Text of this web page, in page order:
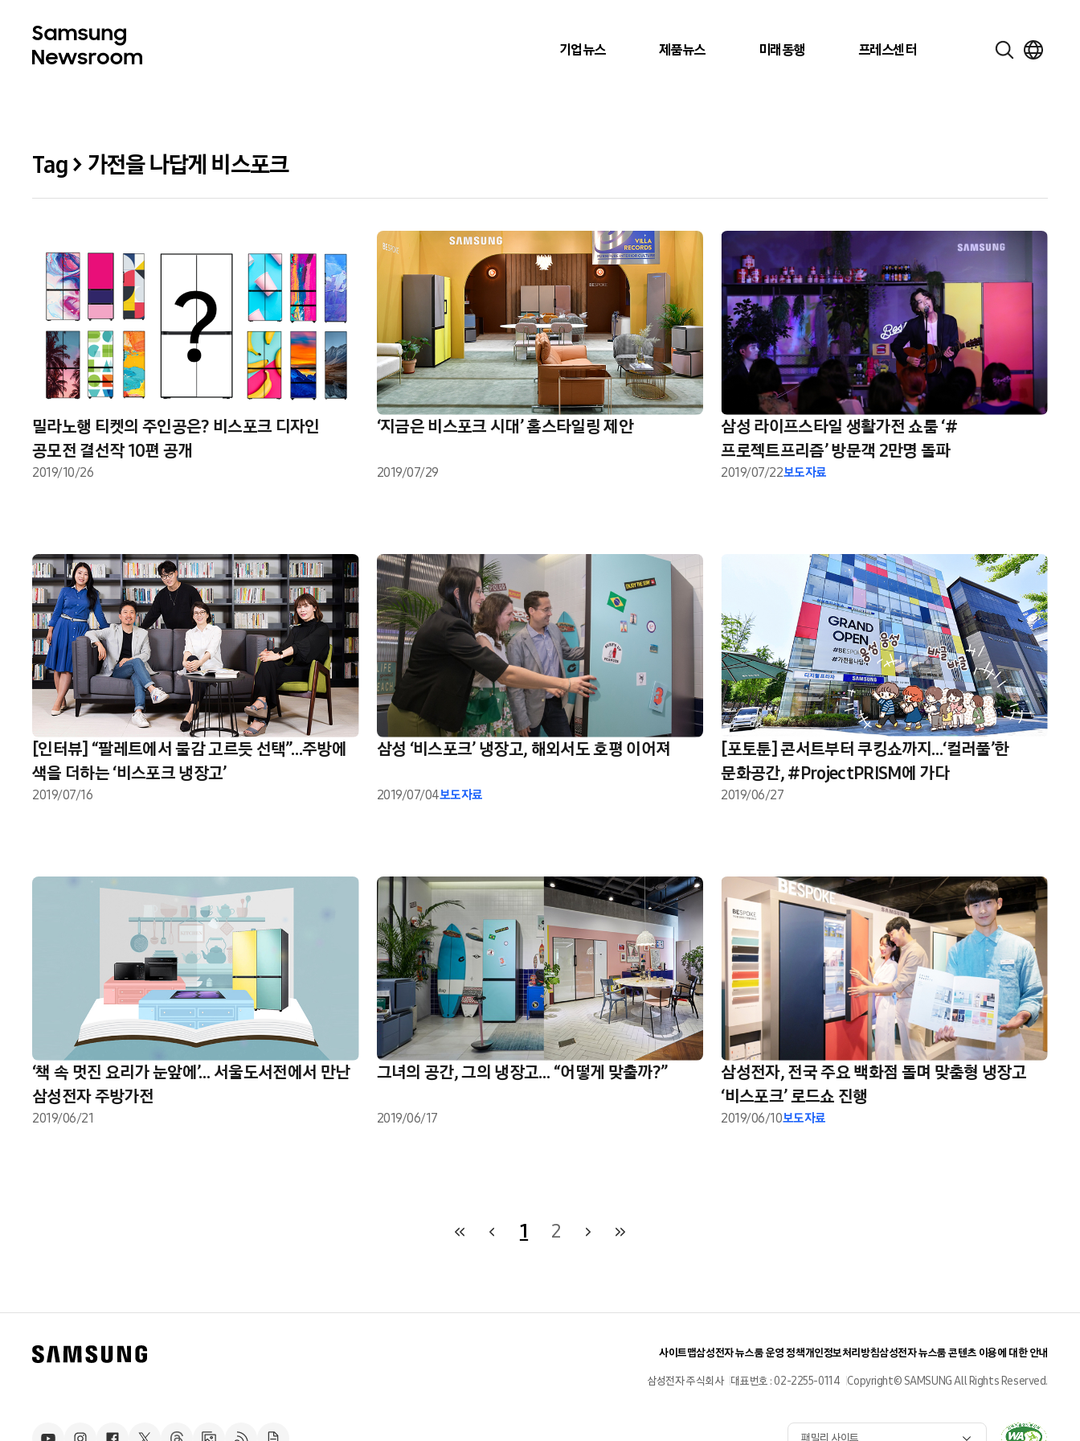
기업뉴스 제품뉴스 미래동행 프레스센터
Tag > 가전을 나답게 비스포크
밀라노행 티켓의 주인공은? 비스포크 디자인
공모전 결선작 10편 공개
2019/10/26
‘지금은 비스포크 시대’ 홈스타일링 제안
2019/07/29
삼성 라이프스타일 생활가전 쇼룸 ‘#
프로젝트프리즘’ 방문객 2만명 돌파
2019/07/22보도자료
[인터뷰] “팔레트에서 물감 고르듯 선택”…주방에
색을 더하는 ‘비스포크 냉장고’
2019/07/16
삼성 ‘비스포크’ 냉장고, 해외서도 호평 이어져
2019/07/04보도자료
[포토툰] 콘서트부터 쿠킹쇼까지…‘컬러풀’한
문화공간, #ProjectPRISM에 가다
2019/06/27
‘책 속 멋진 요리가 눈앞에’… 서울도서전에서 만난
삼성전자 주방가전
2019/06/21
그녀의 공간, 그의 냉장고… “어떻게 맞출까?”
2019/06/17
삼성전자, 전국 주요 백화점 돌며 맞춤형 냉장고
‘비스포크’ 로드쇼 진행
2019/06/10보도자료
1 2
사이트맵삼성전자 뉴스룸 운영 정책개인정보처리방침삼성전자 뉴스룸 콘텐츠 이용에 대한 안내
삼성전자 주식회사 대표번호 : 02-2255-0114 Copyright© SAMSUNG All Rights Reserved.